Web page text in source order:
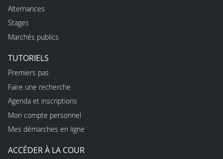
Alternances
Stages
Marchés publics
TUTORIELS
Premiers pas
Faire une recherche
Agenda et inscriptions
Mon compte personnel
Mes démarches en ligne
ACCÉDER À LA COUR